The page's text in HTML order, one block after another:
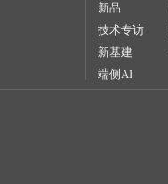
新品
技术专访
新基建
端侧AI